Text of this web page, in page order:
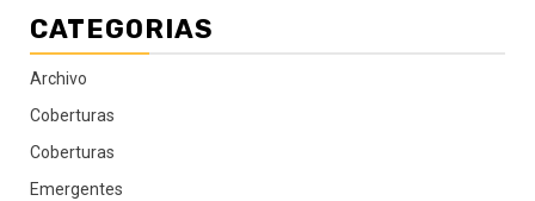
CATEGORIAS
Archivo
Coberturas
Coberturas
Emergentes